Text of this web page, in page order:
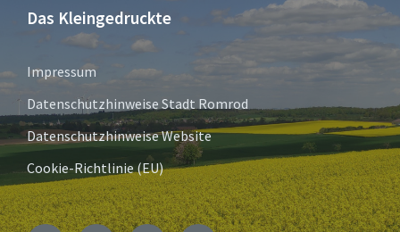
Das Kleingedruckte
Impressum
Datenschutzhinweise Stadt Romrod
Datenschutzhinweise Website
Cookie-Richtlinie (EU)